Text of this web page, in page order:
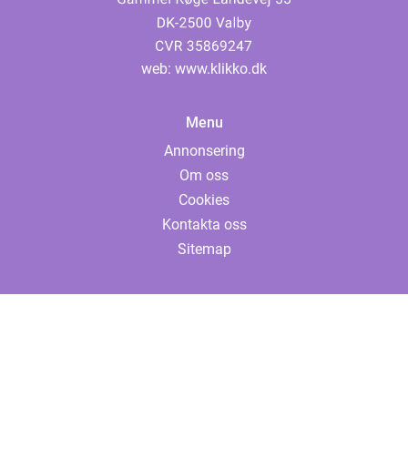
web: www.klikko.dk
Menu
Annonsering
Om oss
Cookies
Kontakta oss
Sitemap